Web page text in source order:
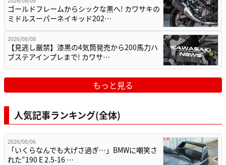
ゴールドフレームからシックな黒へ! カワサキの
ミドルスーパーネイキッド202…
2026/08/08
【見逃し厳禁】漆黒の4気筒発売から200馬力ハ
ブステアインプレまで! カワサ…
もっと見る
人気記事ランキング(全体)
2026/08/06
「いくらなんでも大げさ過ぎ…」BMWに嘲笑さ
れた“190 E 2.5-16 …